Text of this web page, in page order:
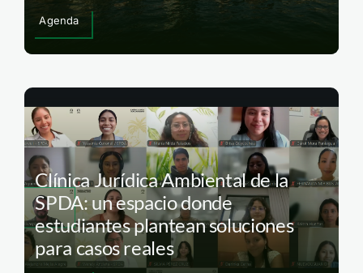
Agenda
Clínica Jurídica Ambiental de la
SPDA: un espacio donde
estudiantes plantean soluciones
para casos reales